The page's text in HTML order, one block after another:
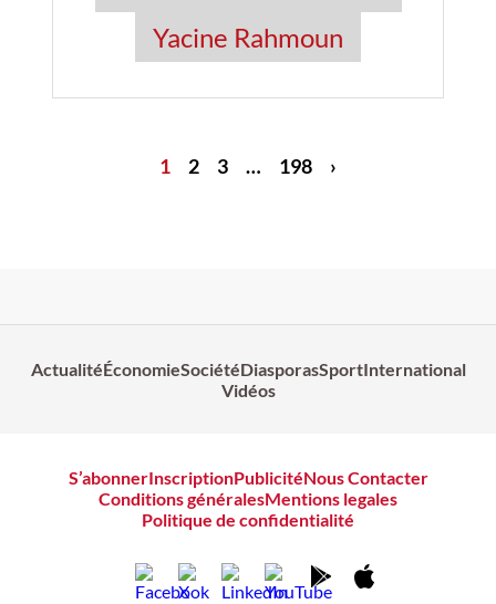
Yacine Rahmoun
1 2 3 … 198 ›
ActualitéÉconomieSociétéDiasporasSportInternational
Vidéos
S’abonnerInscriptionPublicitéNous Contacter
Conditions généralesMentions legales
Politique de confidentialité